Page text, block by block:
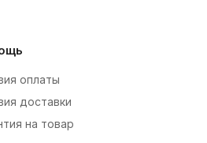
оплаты
доставки
на товар